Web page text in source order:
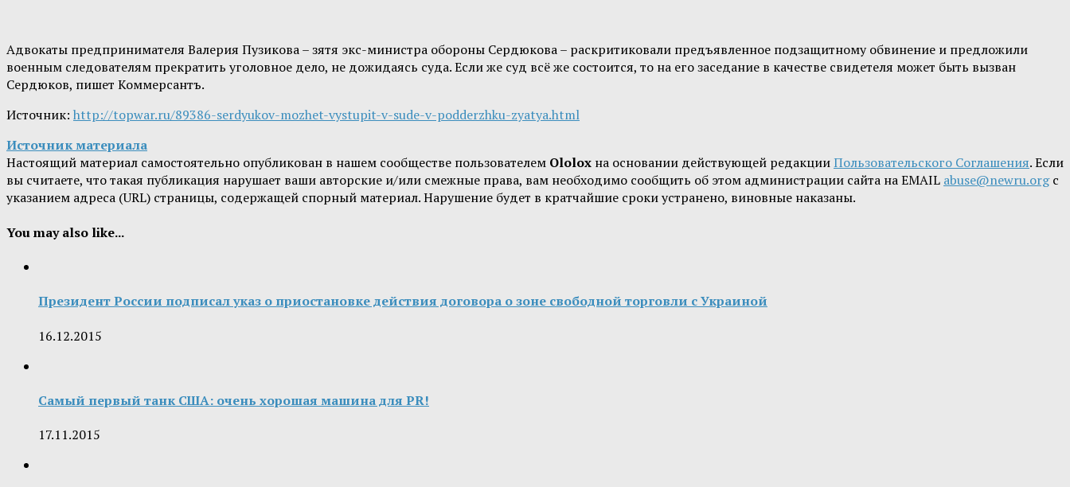
Адвокаты предпринимателя Валерия Пузикова – зятя экс-министра обороны Сердюкова – раскритиковали предъявленное подзащитному обвинение и предложили
военным следователям прекратить уголовное дело, не дожидаясь суда. Если же суд всё же состоится, то на его заседание в качестве свидетеля может быть вызван
Сердюков, пишет Коммерсантъ.
Источник: http://topwar.ru/89386-serdyukov-mozhet-vystupit-v-sude-v-podderzhku-zyatya.html
Источник материала
Настоящий материал самостоятельно опубликован в нашем сообществе пользователем Ololox на основании действующей редакцииПользовательского Соглашения. Если
вы считаете, что такая публикация нарушает ваши авторские и/или смежные права, вам необходимо сообщить об этом администрации сайта на EMAIL abuse@newru.orgс
указанием адреса (URL) страницы, содержащей спорный материал. Нарушение будет в кратчайшие сроки устранено, виновные наказаны.
You may also like...
Президент России подписал указ о приостановке действия договора о зоне свободной торговли с Украиной
16.12.2015
Самый первый танк США: очень хорошая машина для PR!
17.11.2015